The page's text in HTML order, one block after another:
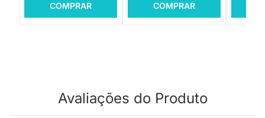
COMPRAR COMPRAR
Avaliações do Produto